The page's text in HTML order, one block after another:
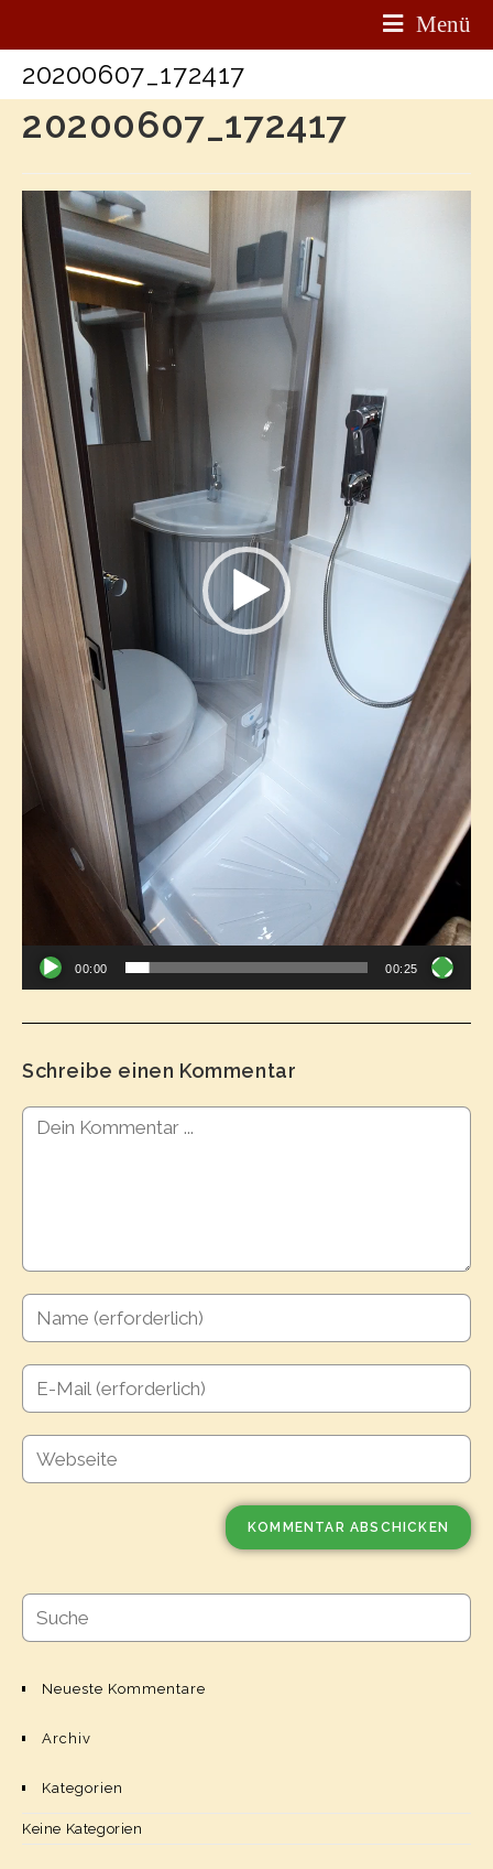
Menü
20200607_172417
20200607_172417
Video-
Player
00:00 00:25
Schreibe einen Kommentar
Neueste Kommentare
Archiv
Kategorien
Keine Kategorien